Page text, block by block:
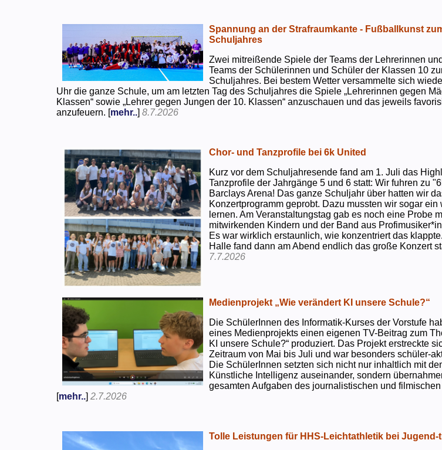
Spannung an der Strafraumkante - Fußballkunst
Schuljahres
Zwei mitreißende Spiele der Teams der Lehrerinnen
Teams der Schülerinnen und Schüler der Klassen 10
Schuljahres. Bei bestem Wetter versammelte sich
Uhr die ganze Schule, um am letzten Tag des Schuljahres die Spiele „Lehrerinnen gegen
Klassen“ sowie „Lehrer gegen Jungen der 10. Klassen“ anzuschauen und das jeweils
anzufeuern. [mehr..]8.7.2026
Chor- und Tanzprofile bei 6k United
Kurz vor dem Schuljahresende fand am 1. Juli das
Tanzprofile der Jahrgänge 5 und 6 statt: Wir fuhren zu
Barclays Arena! Das ganze Schuljahr über hatten wir
Konzertprogramm geprobt. Dazu mussten wir sogar ein
lernen. Am Veranstaltungstag gab es noch eine Probe
mitwirkenden Kindern und der Band aus
Es war wirklich erstaunlich, wie konzentriert das
Halle fand dann am Abend endlich das große Konzert
7.7.2026
Medienprojekt „Wie verändert KI unsere Schule?“
Die SchülerInnen des Informatik-Kurses der Vorstufe
eines Medienprojekts einen eigenen TV-Beitrag zum
KI unsere Schule?“ produziert. Das Projekt erstreckte
Zeitraum von Mai bis Juli und war besonders schüler-
Die SchülerInnen setzten sich nicht nur inhaltlich mit
Künstliche Intelligenz auseinander, sondern
gesamten Aufgaben des journalistischen und
[mehr..]2.7.2026
Tolle Leistungen für HHS-Leichtathletik bei Jugend-